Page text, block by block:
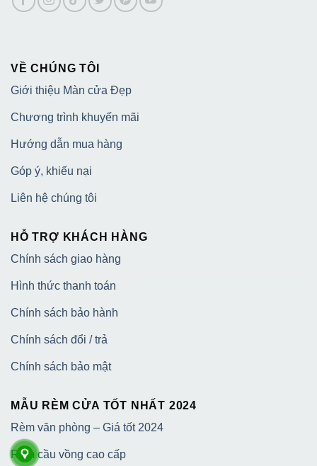
VỀ CHÚNG TÔI
Giới thiệu Màn cửa Đẹp
Chương trình khuyến mãi
Hướng dẫn mua hàng
Góp ý, khiếu nại
Liên hệ chúng tôi
HỖ TRỢ KHÁCH HÀNG
Chính sách giao hàng
Hình thức thanh toán
Chính sách bảo hành
Chính sách đổi / trả
Chính sách bảo mật
MẪU RÈM CỬA TỐT NHẤT 2024
Rèm văn phòng – Giá tốt 2024
Rèm cầu vồng cao cấp